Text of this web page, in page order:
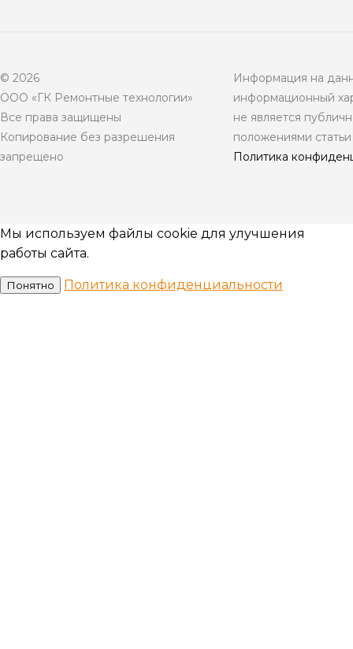
© 2026
ООО «ГК Ремонтные технологии»
Все права защищены
Копирование без разрешения
запрещено
Информация на
информационный
не является
положениями
Политика
Мы используем файлы cookie для улучшения
работы сайта.
Понятно Политика конфиденциальности